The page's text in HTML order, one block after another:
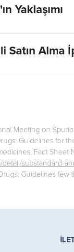
Yaklaşımı
Satın Alma
Meeting on
Guidelines for
Fact Sheet
substandard-
Guidelines